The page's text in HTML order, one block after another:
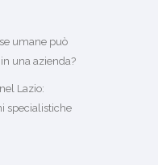
umane può
una azienda?
Lazio:
specialistiche